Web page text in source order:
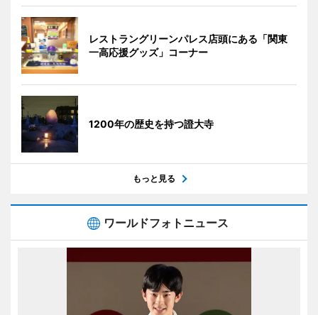
レストラングリーンパレス店頭にある「関東
一高応援グッズ」コーナー
1200年の歴史を持つ證大寺
もっと見る
ワールドフォトニュース